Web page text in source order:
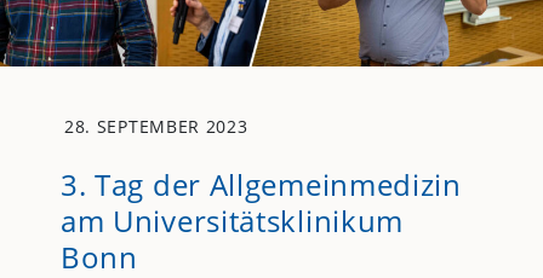
28. SEPTEMBER 2023
3. Tag der Allgemeinmedizin
am Universitätsklinikum
Bonn